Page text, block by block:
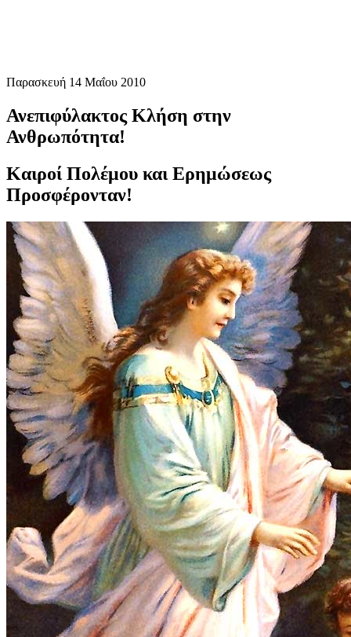
Παρασκευή 14 Μαΐου 2010
Ανεπιφύλακτος Κλήση στην
Ανθρωπότητα!
Καιροί Πολέμου και Ερημώσεως
Προσφέρονταν!